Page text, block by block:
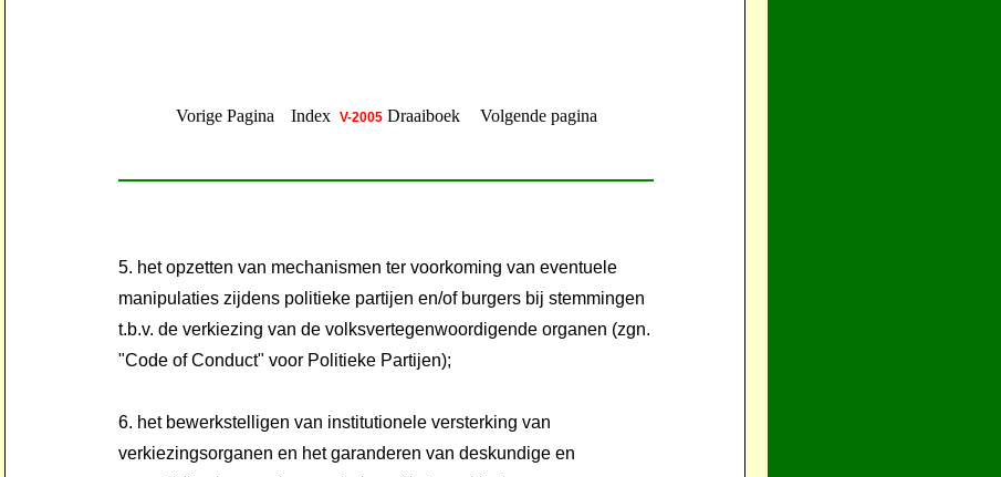
Vorige Pagina Index V-2005 Draaiboek Volgende pagina
5. het opzetten van mechanismen ter voorkoming van eventuele
manipulaties zijdens politieke partijen en/of burgers bij stemmingen
t.b.v. de verkiezing van de volksvertegenwoordigende organen (zgn.
"Code of Conduct" voor Politieke Partijen);
6. het bewerkstelligen van institutionele versterking van
verkiezingsorganen en het garanderen van deskundige en